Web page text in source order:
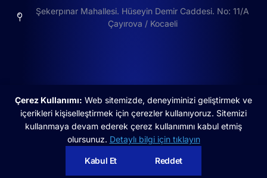
Şekerpınar Mahallesi. Hüseyin Demir Caddesi. No: 11/A
Çayırova / Kocaeli
©2025 Copyright by Kenfle | created by Boldorg
Aydınlatma Metni Çerez Politikası
Çerez Kullanımı: Web sitemizde, deneyiminizi geliştirmek ve
içerikleri kişiselleştirmek için çerezler kullanıyoruz. Sitemizi
kullanmaya devam ederek çerez kullanımını kabul etmiş
olursunuz. Detaylı bilgi için tıklayın
Kabul Et Reddet